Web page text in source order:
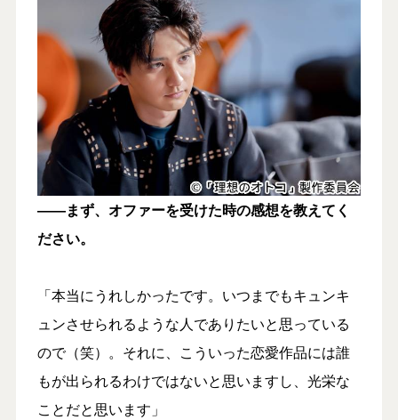
――まず、オファーを受けた時の感想を教えてく
ださい。
「本当にうれしかったです。いつまでもキュンキ
ュンさせられるような人でありたいと思っている
ので（笑）。それに、こういった恋愛作品には誰
もが出られるわけではないと思いますし、光栄な
ことだと思います」